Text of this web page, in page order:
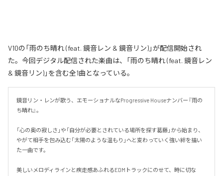
V10の「雨のち晴れ (feat. 鏡音レン & 鏡音リン)」が配信開始され
た。今回デジタル配信された楽曲は、「雨のち晴れ (feat. 鏡音レン
& 鏡音リン)」を含む全1曲となっている。
鏡音リン・レンが歌う、エモーショナルなProgressive Houseナンバー『雨の
ち晴れ』。
「心の奥の寂しさ」や「自分が必要とされている場所を探す葛藤」から始まり、
やがて相手を包み込む「太陽のような温もり」へと変わっていく強い絆を描い
た一曲です。
美しいメロディラインと疾走感あふれるEDMトラックにのせて、時に切な